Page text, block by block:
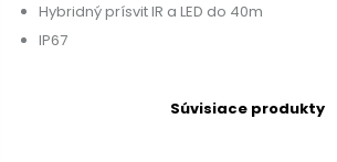
Hybridný prísvit IR a LED do 40m
IP67
Súvisiace produkty